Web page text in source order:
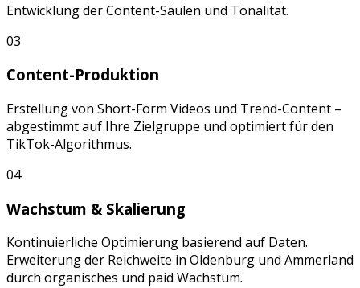
Entwicklung der Content-Säulen und Tonalität.
03
Content-Produktion
Erstellung von Short-Form Videos und Trend-Content –
abgestimmt auf Ihre Zielgruppe und optimiert für den
TikTok-Algorithmus.
04
Wachstum & Skalierung
Kontinuierliche Optimierung basierend auf Daten.
Erweiterung der Reichweite in Oldenburg und Ammerland
durch organisches und paid Wachstum.